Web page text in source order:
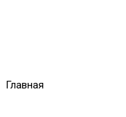
Главная